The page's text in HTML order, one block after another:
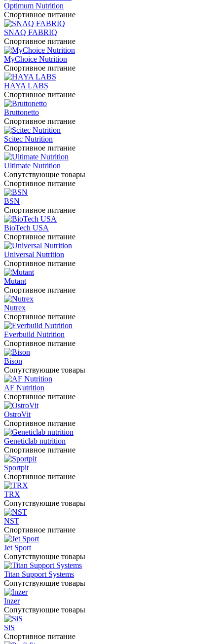
Optimum Nutrition
Спортивное питание
SNAQ FABRIQ
Спортивное питание
MyChoice Nutrition
Спортивное питание
HAYA LABS
Спортивное питание
Bruttonetto
Спортивное питание
Scitec Nutrition
Спортивное питание
Ultimate Nutrition
Сопутствующие товары
Спортивное питание
BSN
Спортивное питание
BioTech USA
Спортивное питание
Universal Nutrition
Спортивное питание
Mutant
Спортивное питание
Nutrex
Спортивное питание
Everbuild Nutrition
Спортивное питание
Bison
Сопутствующие товары
AF Nutrition
Спортивное питание
OstroVit
Спортивное питание
Geneticlab nutrition
Спортивное питание
Sportpit
Спортивное питание
TRX
Сопутствующие товары
NST
Спортивное питание
Jet Sport
Сопутствующие товары
Titan Support Systems
Сопутствующие товары
Inzer
Сопутствующие товары
SiS
Спортивное питание